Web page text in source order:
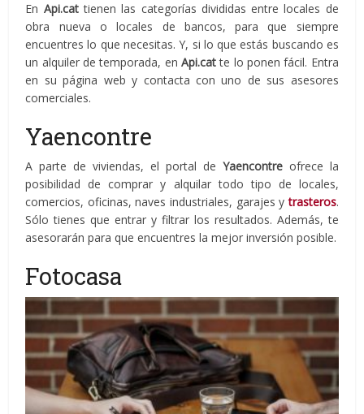
En Api.cattienen las categorías divididas entre locales de
obra nueva o locales de bancos, para que siempre
encuentres lo que necesitas. Y, si lo que estás buscando es
un alquiler de temporada, en Api.catte lo ponen fácil. Entra
en su página web y contacta con uno de sus asesores
comerciales.
Yaencontre
A parte de viviendas, el portal de Yaencontreofrece la
posibilidad de comprar y alquilar todo tipo de locales,
comercios, oficinas, naves industriales, garajes ytrasteros.
Sólo tienes que entrar y filtrar los resultados. Además, te
asesorarán para que encuentres la mejor inversión posible.
Fotocasa